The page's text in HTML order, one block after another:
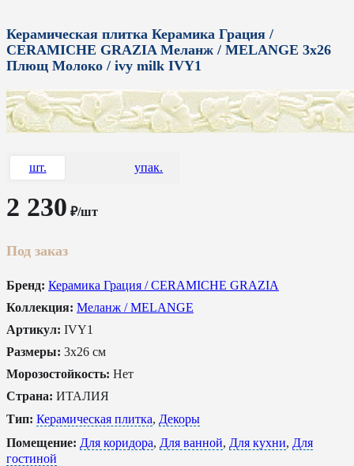
Керамическая плитка Керамика Грация /
CERAMICHE GRAZIA Меланж / MELANGE 3x26
Плющ Молоко / ivy milk IVY1
шт. упак.
2 230 ₽/шт
Под заказ
Бренд: Керамика Грация / CERAMICHE GRAZIA
Коллекция: Меланж / MELANGE
Артикул: IVY1
Размеры: 3x26 см
Морозостойкость: Нет
Страна: ИТАЛИЯ
Тип: Керамическая плитка, Декоры
Помещение: Для коридора, Для ванной, Для кухни, Для
гостиной